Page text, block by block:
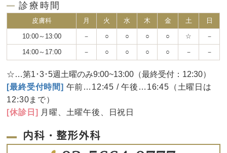
診療時間
皮膚科 月 火 水 木 金 土 日
10:00～13:00 － ○ ○ ○ ○ ☆ －
14:00～17:00 － ○ ○ ○ ○ － －
☆…第1･3･5週土曜のみ9:00~13:00（最終受付：12:30）
[最終受付時間] 午前…12:45 / 午後…16:45（土曜日は
12:30まで）
[休診日] 月曜、土曜午後、日祝日
内科・整形外科